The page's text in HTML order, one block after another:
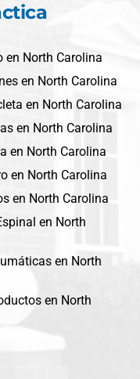
en North Carolina
en North Carolina
en North Carolina
en North Carolina
en North Carolina
en North Carolina
en North Carolina
en North
en North
en North